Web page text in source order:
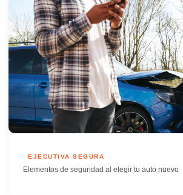
EJECUTIVA SEGURA
Elementos de seguridad al elegir tu auto nuevo